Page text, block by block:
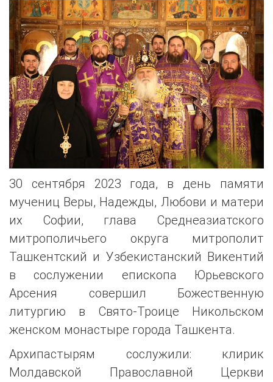
30 сентября 2023 года, в день памяти
мучениц Веры, Надежды, Любови и матери
их Софии, глава Среднеазиатского
митрополичьего округа митрополит
Ташкентский и Узбекистанский Викентий
в сослужении епископа Юрьевского
Арсения совершил Божественную
литургию в Свято-Троице Никольском
женском монастыре города Ташкента.
Архипастырям сослужили: клирик
Молдавской Православной Церкви